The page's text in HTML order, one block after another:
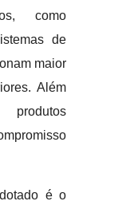
como
de
maior
Além
é o